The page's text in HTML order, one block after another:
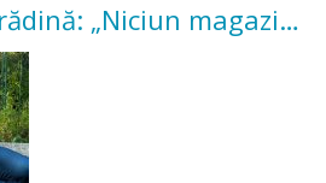
„Niciun magazin
această satisfacție”